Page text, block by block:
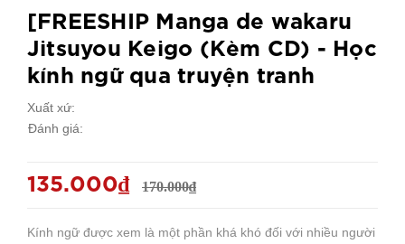
[FREESHIP Manga de wakaru
Jitsuyou Keigo (Kèm CD) - Học
kính ngữ qua truyện tranh
Xuất xứ:
Đánh giá:
135.000₫ 170.000₫
Kính ngữ được xem là một phần khá khó đối với nhiều người